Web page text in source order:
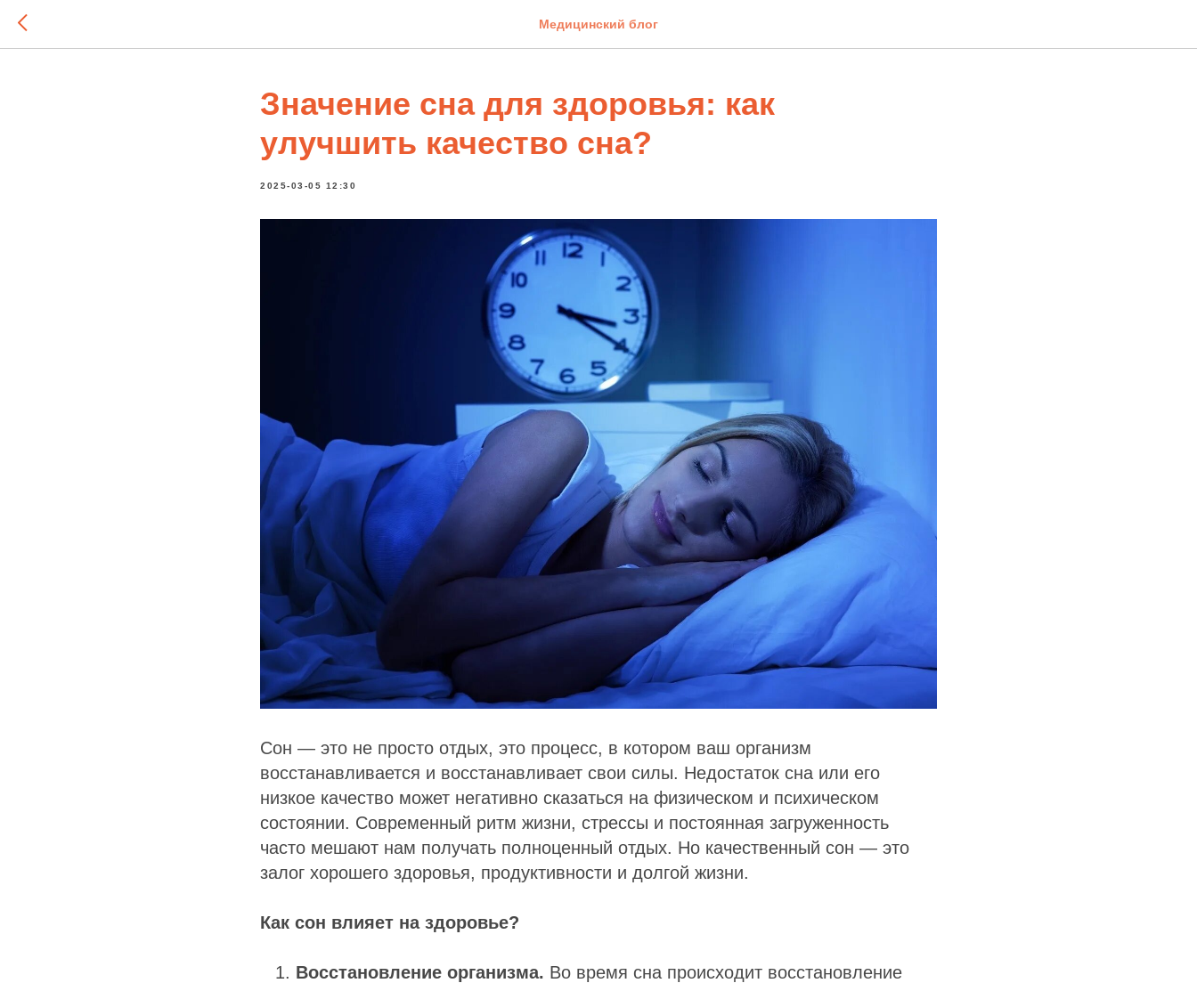
Медицинский блог
Значение сна для здоровья: как
улучшить качество сна?
2025-03-05 12:30
Сон — это не просто отдых, это процесс, в котором ваш организм
восстанавливается и восстанавливает свои силы. Недостаток сна или его
низкое качество может негативно сказаться на физическом и психическом
состоянии. Современный ритм жизни, стрессы и постоянная загруженность
часто мешают нам получать полноценный отдых. Но качественный сон — это
залог хорошего здоровья, продуктивности и долгой жизни.
Как сон влияет на здоровье?
Восстановление организма. Во время сна происходит восстановление